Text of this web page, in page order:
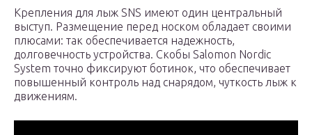
Крепления для лыж SNS имеют один центральный
выступ. Размещение перед носком обладает своими
плюсами: так обеспечивается надежность,
долговечность устройства. Скобы Salomon Nordic
System точно фиксируют ботинок, что обеспечивает
повышенный контроль над снарядом, чуткость лыж к
движениям.